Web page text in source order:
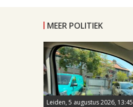
MEER POLITIEK
Leiden, 5 augustus 2026, 13:45